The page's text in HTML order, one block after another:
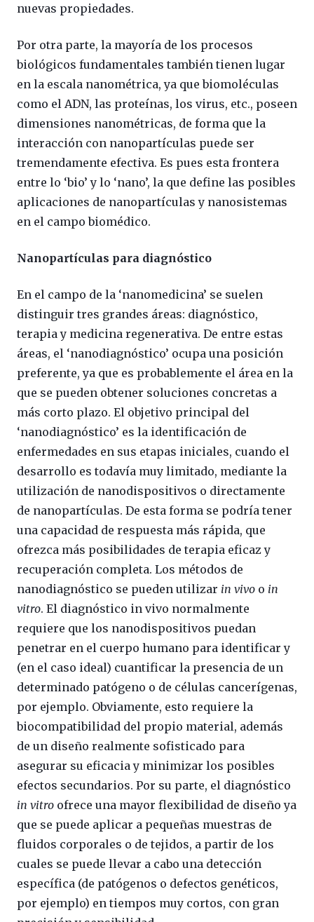
nuevas propiedades.
Por otra parte, la mayoría de los procesos
biológicos fundamentales también tienen lugar
en la escala nanométrica, ya que biomoléculas
como el ADN, las proteínas, los virus, etc., poseen
dimensiones nanométricas, de forma que la
interacción con nanopartículas puede ser
tremendamente efectiva. Es pues esta frontera
entre lo ‘bio’ y lo ‘nano’, la que define las posibles
aplicaciones de nanopartículas y nanosistemas
en el campo biomédico.
Nanopartículas para diagnóstico
En el campo de la ‘nanomedicina’ se suelen
distinguir tres grandes áreas: diagnóstico,
terapia y medicina regenerativa. De entre estas
áreas, el ‘nanodiagnóstico’ ocupa una posición
preferente, ya que es probablemente el área en la
que se pueden obtener soluciones concretas a
más corto plazo. El objetivo principal del
‘nanodiagnóstico’ es la identificación de
enfermedades en sus etapas iniciales, cuando el
desarrollo es todavía muy limitado, mediante la
utilización de nanodispositivos o directamente
de nanopartículas. De esta forma se podría tener
una capacidad de respuesta más rápida, que
ofrezca más posibilidades de terapia eficaz y
recuperación completa. Los métodos de
nanodiagnóstico se pueden utilizar in vivo o in
vitro. El diagnóstico in vivo normalmente
requiere que los nanodispositivos puedan
penetrar en el cuerpo humano para identificar y
(en el caso ideal) cuantificar la presencia de un
determinado patógeno o de células cancerígenas,
por ejemplo. Obviamente, esto requiere la
biocompatibilidad del propio material, además
de un diseño realmente sofisticado para
asegurar su eficacia y minimizar los posibles
efectos secundarios. Por su parte, el diagnóstico
in vitro ofrece una mayor flexibilidad de diseño ya
que se puede aplicar a pequeñas muestras de
fluidos corporales o de tejidos, a partir de los
cuales se puede llevar a cabo una detección
específica (de patógenos o defectos genéticos,
por ejemplo) en tiempos muy cortos, con gran